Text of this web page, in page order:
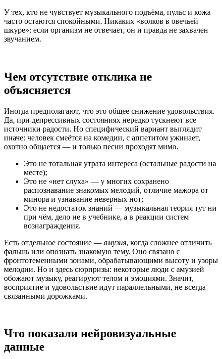
У тех, кто не чувствует музыкального подъёма, пульс и кожа
часто остаются спокойными. Никаких «волков в овечьей
шкуре»: если организм не отвечает, он и правда не захвачен
звучанием.
Чем отсутствие отклика не
объясняется
Иногда предполагают, что это общее снижение удовольствия.
Да, при депрессивных состояниях нередко тускнеют все
источники радости. Но специфический вариант выглядит
иначе: человек смеётся на комедии, с аппетитом ужинает,
охотно общается — и только песни проходят мимо.
Это не тотальная утрата интереса (остальные радости на
месте);
Это не «нет слуха» — у многих сохранено
распознавание знакомых мелодий, отличие мажора от
минора и узнавание неверных нот;
Это не недостаток знаний — музыкальная теория тут ни
при чём, дело не в учебнике, а в реакции систем
вознаграждения.
Есть отдельное состояние — амузия, когда сложнее отличить
фальшь или опознать знакомую тему. Оно связано с
фронтотеменными зонами, обрабатывающими высоту и узоры
мелодии. Но и здесь сюрпризы: некоторые люди с амузией
обожают музыку, реагируют телом и эмоциями. Значит,
восприятие и удовольствие идут параллельными, не всегда
связанными дорожками.
Что показали нейровизуальные
данные